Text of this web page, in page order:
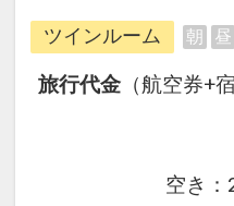
す。
敷地内には露
癒すやわらか
ただけます。
観光やビジ
な立地で、
は徒歩すぐ。
ツインルーム 朝 昼
旅行代金 （航空券+
空き：